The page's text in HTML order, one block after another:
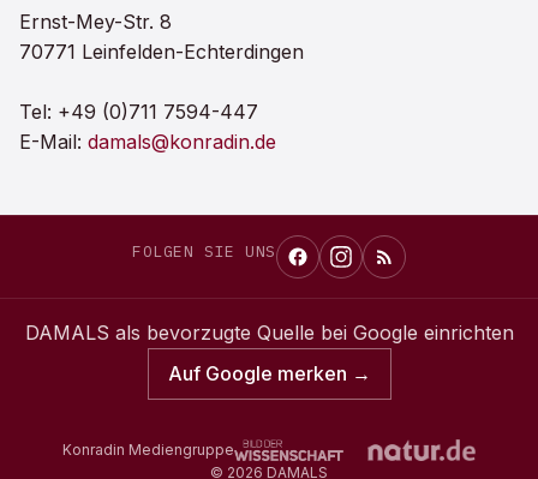
Ernst-Mey-Str. 8
70771 Leinfelden-Echterdingen
Tel: +49 (0)711 7594-447
E-Mail: damals@konradin.de
FOLGEN SIE UNS
DAMALS als bevorzugte Quelle bei Google einrichten
Auf Google merken →
Konradin Mediengruppe
© 2026 DAMALS